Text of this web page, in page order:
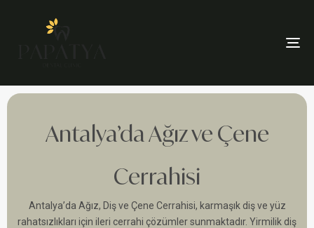
Antalya’da Ağız ve Çene
Cerrahisi
Antalya’da Ağız, Diş ve Çene Cerrahisi, karmaşık diş ve yüz
rahatsızlıkları için ileri cerrahi çözümler sunmaktadır. Yirmilik diş